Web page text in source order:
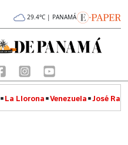
29.4°C | PANAMÁ
La Llorona Venezuela José